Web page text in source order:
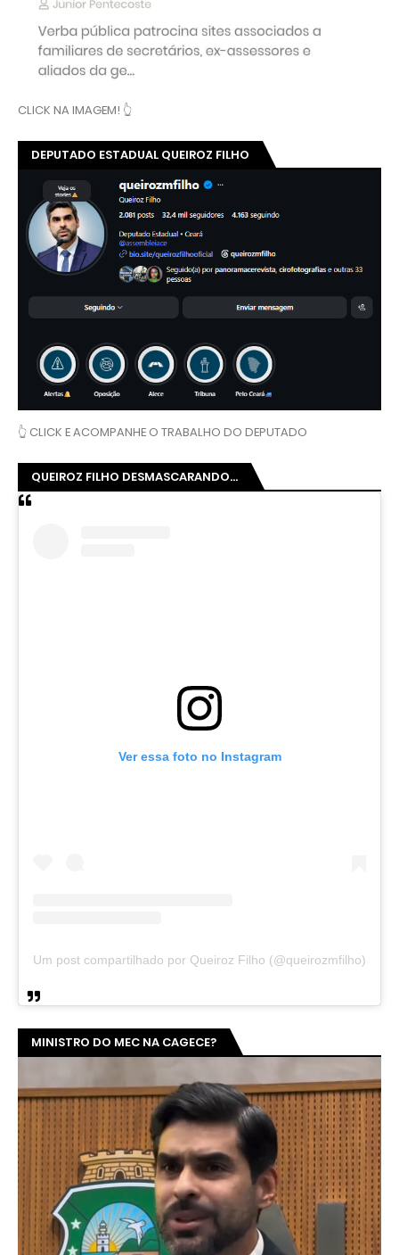
CLICK NA IMAGEM! 👆
DEPUTADO ESTADUAL QUEIROZ FILHO
👆 CLICK E ACOMPANHE O TRABALHO DO DEPUTADO
QUEIROZ FILHO DESMASCARANDO...
Ver essa foto no Instagram
Um post compartilhado por Queiroz Filho (@queirozmfilho)
MINISTRO DO MEC NA CAGECE?